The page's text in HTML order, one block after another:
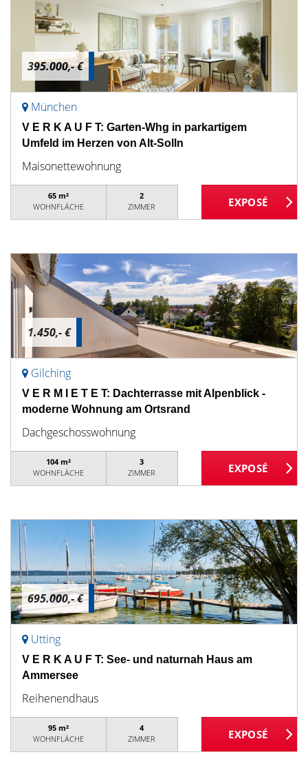
395.000,- €
München
V E R K A U F T: Garten-Whg in parkartigem
Umfeld im Herzen von Alt-Solln
Maisonettewohnung
65 m²
WOHNFLÄCHE
2
ZIMMER
1.450,- €
Gilching
V E R M I E T E T: Dachterrasse mit Alpenblick -
moderne Wohnung am Ortsrand
Dachgeschosswohnung
104 m²
WOHNFLÄCHE
3
ZIMMER
695.000,- €
Utting
V E R K A U F T: See- und naturnah Haus am
Ammersee
Reihenendhaus
95 m²
WOHNFLÄCHE
4
ZIMMER